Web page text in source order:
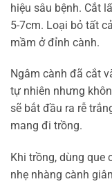
hiệu sâu bệnh. Cắt
5-7cm. Loại bỏ tất
mầm ở đỉnh cành.
Ngâm cành đã cắt
tự nhiên nhưng
sẽ bắt đầu ra rễ
mang đi trồng.
Khi trồng, dùng que
nhẹ nhàng cành